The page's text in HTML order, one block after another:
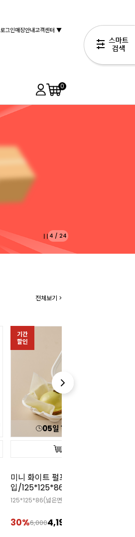
로그인매장안내고객센터 ▼
0
5 / 24
전체보기 >
[무배/회원 아이스박스 무료]끼
리 크림치즈(1kgx12개)
🧊 회원 아이스박스 무상 증정 상품
22%299,900234,000원